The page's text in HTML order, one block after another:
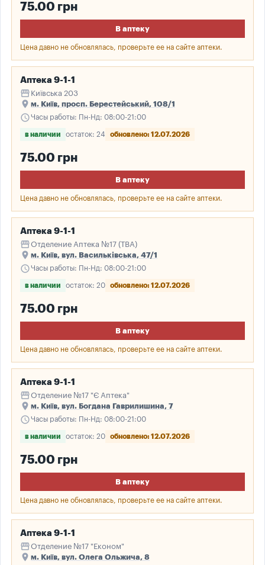
75.00 грн
В аптеку
Цена давно не обновлялась, проверьте ее на сайте аптеки.
Аптека 9-1-1
storefront Київська 203
place м. Київ, просп. Берестейський, 108/1
scheduleЧасы работы: Пн-Нд: 08:00-21:00
в наличии остаток: 24 обновлено: 12.07.2026
75.00 грн
В аптеку
Цена давно не обновлялась, проверьте ее на сайте аптеки.
Аптека 9-1-1
storefrontОтделение Аптека №17 (ТВА)
place м. Київ, вул. Васильківська, 47/1
scheduleЧасы работы: Пн-Нд: 08:00-21:00
в наличии остаток: 20 обновлено: 12.07.2026
75.00 грн
В аптеку
Цена давно не обновлялась, проверьте ее на сайте аптеки.
Аптека 9-1-1
storefrontОтделение №17 "Є Аптека"
place м. Київ, вул. Богдана Гаврилишина, 7
scheduleЧасы работы: Пн-Нд: 08:00-21:00
в наличии остаток: 20 обновлено: 12.07.2026
75.00 грн
В аптеку
Цена давно не обновлялась, проверьте ее на сайте аптеки.
Аптека 9-1-1
storefrontОтделение №17 "Економ"
place м. Київ, вул. Олега Ольжича, 8